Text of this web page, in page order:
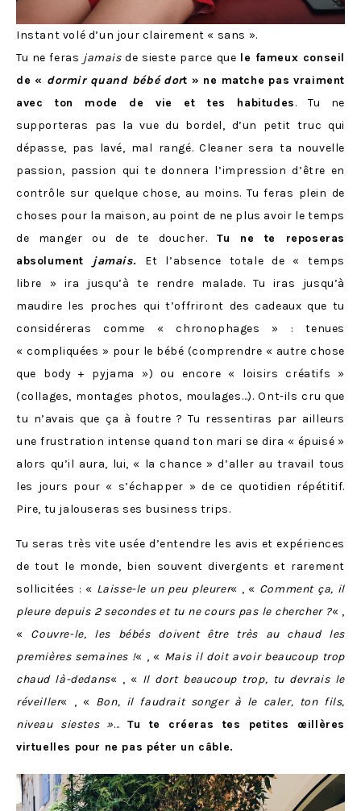
Instant volé d’un jour clairement « sans ».
Tu ne feras jamaisde sieste parce que le fameux conseil
de « dormir quand bébé dort » ne matche pas vraiment
avec ton mode de vie et tes habitudes. Tu ne
supporteras pas la vue du bordel, d’un petit truc qui
dépasse, pas lavé, mal rangé. Cleaner sera ta nouvelle
passion, passion qui te donnera l’impression d’être en
contrôle sur quelque chose, au moins. Tu feras plein de
choses pour la maison, au point de ne plus avoir le temps
de manger ou de te doucher.Tu ne te reposeras
absolument jamais. Et l’absence totale de « temps
libre » ira jusqu’à te rendre malade. Tu iras jusqu’à
maudire les proches qui t’offriront des cadeaux que tu
considéreras comme « chronophages » : tenues
« compliquées » pour le bébé (comprendre « autre chose
que body + pyjama ») ou encore « loisirs créatifs »
(collages, montages photos, moulages…). Ont-ils cru que
tu n’avais que ça à foutre ? Tu ressentiras par ailleurs
une frustration intense quand ton mari se dira « épuisé »
alors qu’il aura, lui, « la chance » d’aller au travail tous
les jours pour « s’échapper » de ce quotidien répétitif.
Pire, tu jalouseras ses business trips.
Tu seras très vite usée d’entendre les avis et expériences
de tout le monde, bien souvent divergents et rarement
sollicitées : « Laisse-le un peu pleurer« , « Comment ça, il
pleure depuis 2 secondes et tu ne cours pas le chercher ?« ,
« Couvre-le, les bébés doivent être très au chaud les
premières semaines !« , « Mais il doit avoir beaucoup trop
chaud là-dedans« , « Il dort beaucoup trop, tu devrais le
réveiller« , « Bon, il faudrait songer à le caler, ton fils,
niveau siestes »… Tu te créeras tes petites œillères
virtuelles pour ne pas péter un câble.